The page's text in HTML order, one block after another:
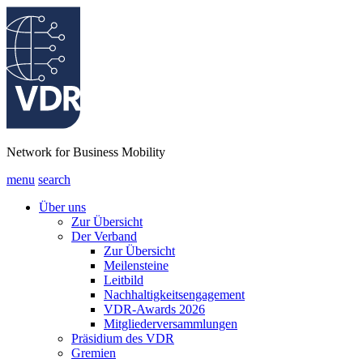
Network for Business Mobility
menu search
Über uns
Zur Übersicht
Der Verband
Zur Übersicht
Meilensteine
Leitbild
Nachhaltigkeitsengagement
VDR-Awards 2026
Mitgliederversammlungen
Präsidium des VDR
Gremien